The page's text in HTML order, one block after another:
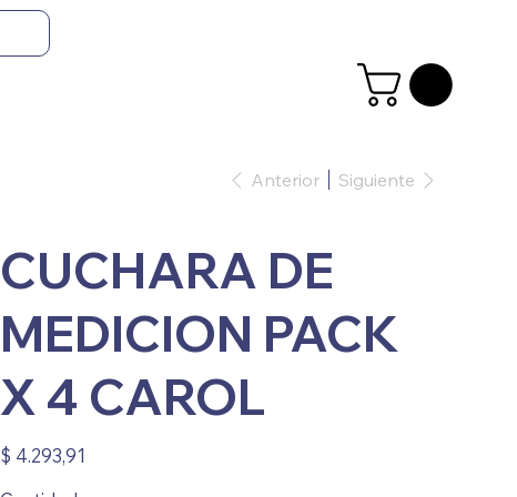
Anterior Siguiente
CUCHARA DE
MEDICION PACK
X 4 CAROL
Precio
$ 4.293,91